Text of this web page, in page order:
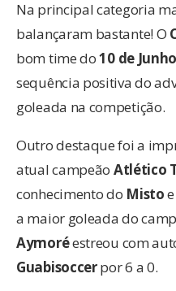
Na principal categoria
balançaram bastante! O
bom time do10 de Junho
sequência positiva do
goleada na competição.
Outro destaque foi a
atual campeão Atlético
conhecimento do Misto
a maior goleada do
Aymoréestreou com
Guabisoccerpor 6 a 0.